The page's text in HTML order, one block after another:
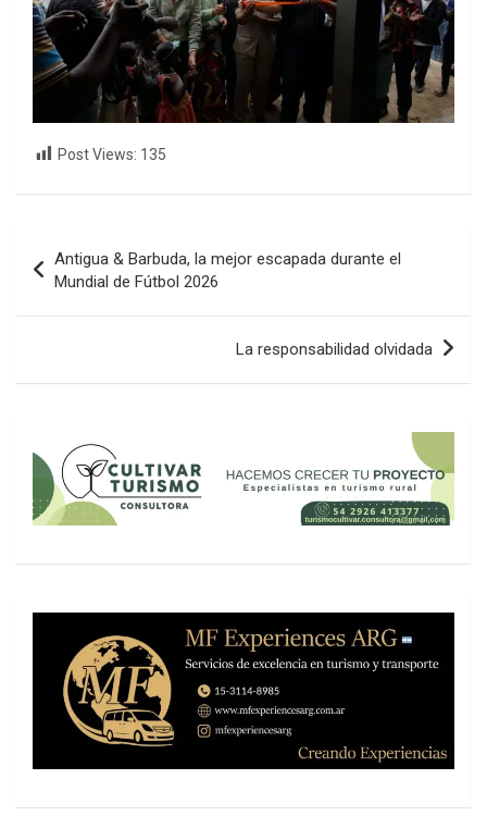
Post Views: 135
de
entradas
Antigua & Barbuda, la mejor escapada durante el
Mundial de Fútbol 2026
La responsabilidad olvidada